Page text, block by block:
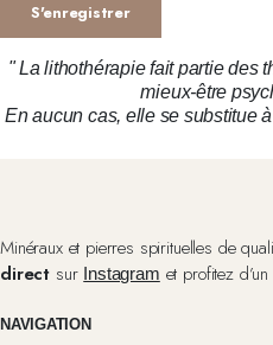
S'enregistrer
" La lithothérapie fait partie des
mieux-être
En aucun cas, elle se substitue
Minéraux et pierres spirituelles de
direct surInstagramet profitez
NAVIGATION